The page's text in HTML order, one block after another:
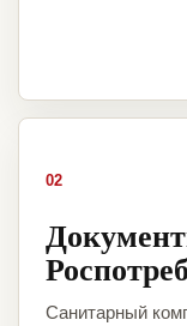
02
Санитарный